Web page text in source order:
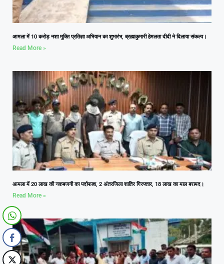
आमला में 10 करोड़ नशा मुक्ति प्रतिज्ञा अभियान का शुभारंभ, ब्रह्माकुमारी हेमलता दीदी ने दिलाया संकल्प।
Read More »
आमला में 20 लाख की नकबजनी का पर्दाफाश, 2 अंतरजिला शातिर गिरफ्तार, 18 लाख का माल बरामद।
Read More »